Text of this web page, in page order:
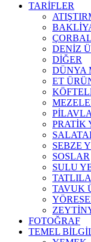
TARİFLER
DENİZ
DİĞER
DÜNYA
ET
PRATİK
SEBZE
SOSLAR
SULU
TAVUK
FOTOĞRAF
TEMEL